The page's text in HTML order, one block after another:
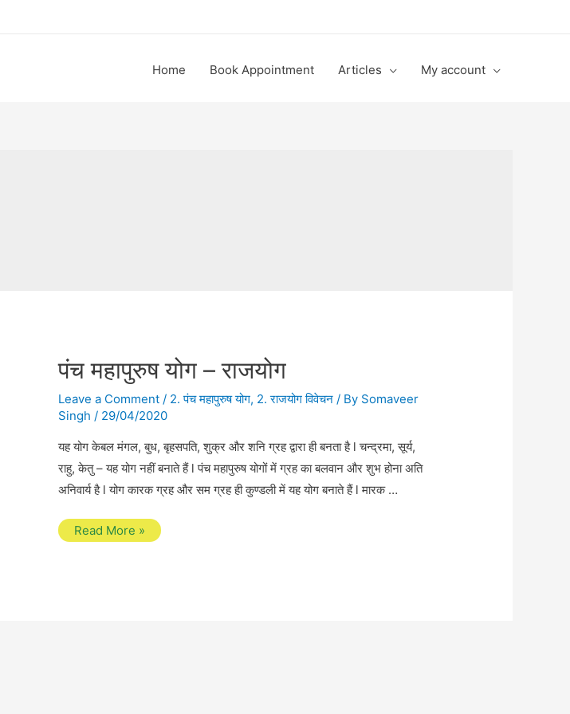
Home Book Appointment Articles My account
पंच महापुरुष योग – राजयोग
Leave a Comment / 2. पंच महापुरुष योग, 2. राजयोग विवेचन / By Somaveer
Singh / 29/04/2020
यह योग केबल मंगल, बुध, बृहसपति, शुक्र और शनि ग्रह द्वारा ही बनता है l चन्द्रमा, सूर्य,
राहु, केतु – यह योग नहीं बनाते हैं l पंच महापुरुष योगों में ग्रह का बलवान और शुभ होना अति
अनिवार्य है l योग कारक ग्रह और सम ग्रह ही कुण्डली में यह योग बनाते हैं l मारक …
पंच
Read More »